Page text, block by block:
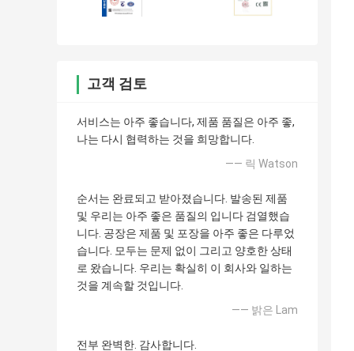
고객 검토
서비스는 아주 좋습니다, 제품 품질은 아주 좋,
나는 다시 협력하는 것을 희망합니다.
—— 릭 Watson
순서는 완료되고 받아졌습니다. 발송된 제품
및 우리는 아주 좋은 품질의 입니다 검열했습
니다. 공장은 제품 및 포장을 아주 좋은 다루었
습니다. 모두는 문제 없이 그리고 양호한 상태
로 왔습니다. 우리는 확실히 이 회사와 일하는
것을 계속할 것입니다.
—— 밝은 Lam
전부 완벽한. 감사합니다.